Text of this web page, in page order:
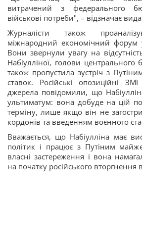
витрачений з федерального
військові потреби", – відзначає
Журналісти також
міжнародний економічний форум
Вони звернули увагу на
Набіулліної, голови центрального
також пропустила зустріч з
ставок. Російські опозиційні
джерела повідомили, що
ультиматум: вона добуде на цій
терміну, лише якщо він не
кордонів та введенням воєнного
Вважається, що Набіулліна має
політик і працює з Путіним
власні застереження і вона
на початку російського вторгнення